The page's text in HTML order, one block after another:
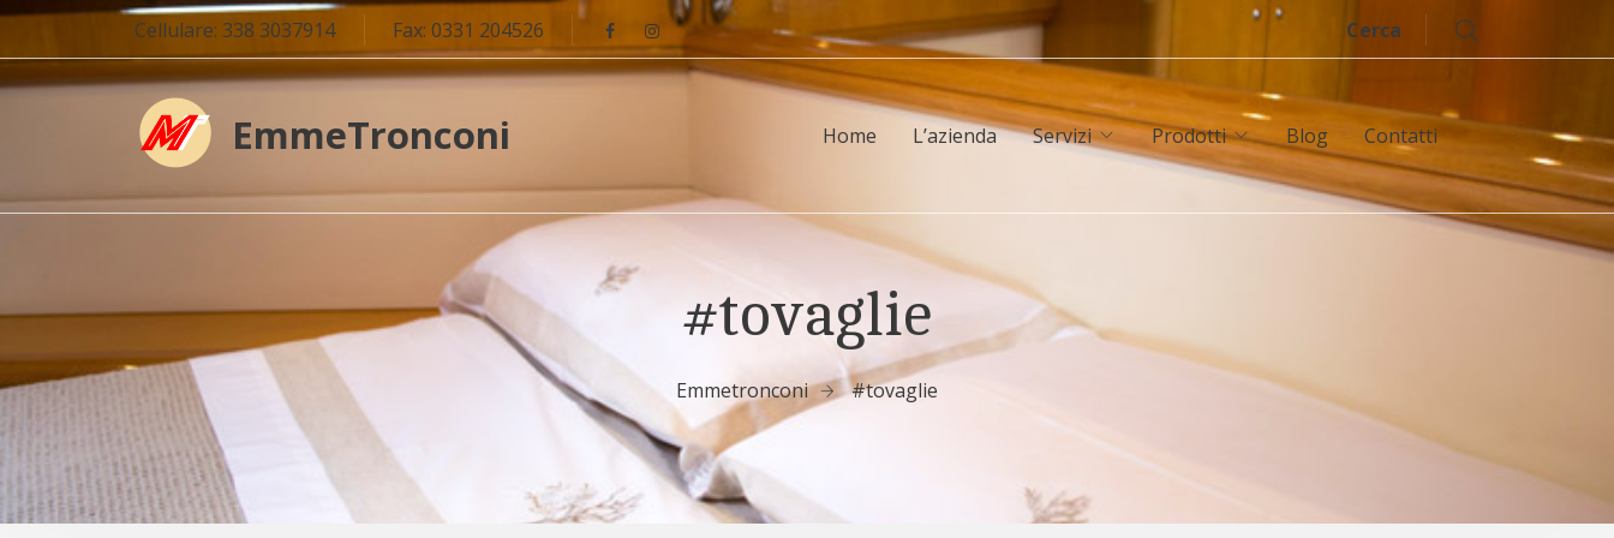
Cellulare: 338 3037914 Fax: 0331 204526 Cerca
EmmeTronconi Home L’azienda Servizi Prodotti Blog Contatti
#tovaglie
Emmetronconi #tovaglie